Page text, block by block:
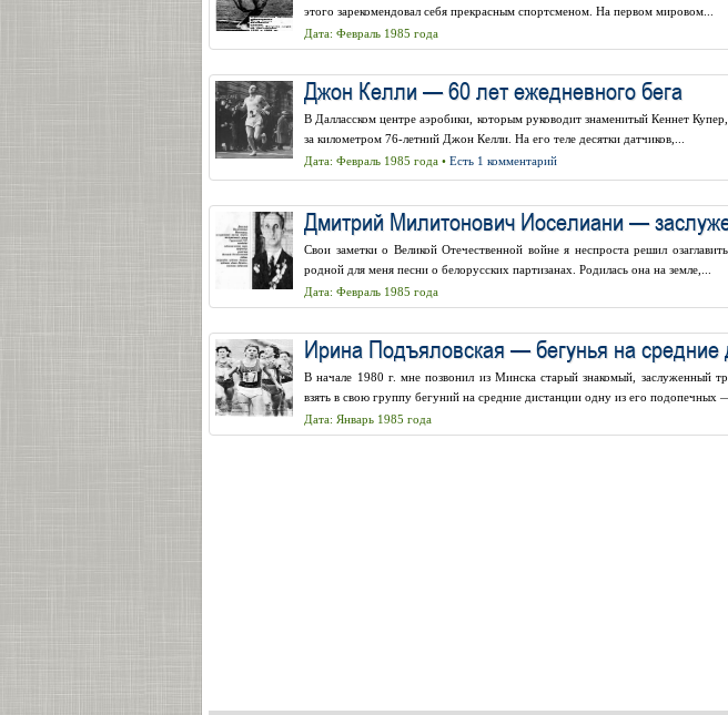
этого зарекомендовал себя прекрасным спортсменом. На первом мировом...
Дата: Февраль 1985 года
Джон Келли — 60 лет ежедневного бега
В Далласском центре аэробики, которым руководит знаменитый Кеннет
за километром 76-летний Джон Келли. На его теле десятки датчиков,...
Дата: Февраль 1985 года • Есть 1 комментарий
Дмитрий Милитонович Иоселиани —
Свои заметки о Великой Отечественной войне я неспроста решил
родной для меня песни о белорусских партизанах. Родилась она на земле,...
Дата: Февраль 1985 года
Ирина Подъяловская — бегунья на средние
В начале 1980 г. мне позвонил из Минска старый знакомый, заслуженный
взять в свою группу бегуний на средние дистанции одну из его подопечных
Дата: Январь 1985 года